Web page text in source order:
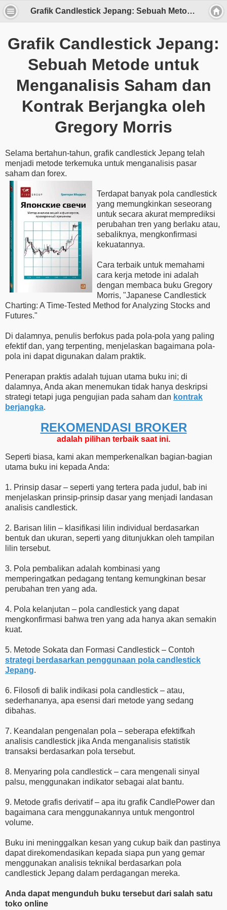
Grafik Candlestick Jepang: Sebuah Metode untuk Menganalisis Saham dan Kontrak Berjangka oleh Gregory Morris
Grafik Candlestick Jepang:
Sebuah Metode untuk
Menganalisis Saham dan
Kontrak Berjangka oleh
Gregory Morris
Selama bertahun-tahun, grafik candlestick Jepang telah
menjadi metode terkemuka untuk menganalisis pasar
saham dan forex.
Terdapat banyak pola candlestick
yang memungkinkan seseorang
untuk secara akurat memprediksi
perubahan tren yang berlaku atau,
sebaliknya, mengkonfirmasi
kekuatannya.
Cara terbaik untuk memahami
cara kerja metode ini adalah
dengan membaca buku Gregory
Morris, "Japanese Candlestick
Charting: A Time-Tested Method for Analyzing Stocks and
Futures."
Di dalamnya, penulis berfokus pada pola-pola yang paling
efektif dan, yang terpenting, menjelaskan bagaimana pola-
pola ini dapat digunakan dalam praktik.
Penerapan praktis adalah tujuan utama buku ini; di
dalamnya, Anda akan menemukan tidak hanya deskripsi
strategi tetapi juga pengujian pada saham dan kontrak
berjangka.
REKOMENDASI ​​BROKER
adalah pilihan terbaik saat ini.
Seperti biasa, kami akan memperkenalkan bagian-bagian
utama buku ini kepada Anda:
1. Prinsip dasar – seperti yang tertera pada judul, bab ini
menjelaskan prinsip-prinsip dasar yang menjadi landasan
analisis candlestick.
2. Barisan lilin – klasifikasi lilin individual berdasarkan
bentuk dan ukuran, seperti yang ditunjukkan oleh tampilan
lilin tersebut.
3. Pola pembalikan adalah kombinasi yang
memperingatkan pedagang tentang kemungkinan besar
perubahan tren yang ada.
4. Pola kelanjutan – pola candlestick yang dapat
mengkonfirmasi bahwa tren yang ada hanya akan semakin
kuat.
5. Metode Sokata dan Formasi Candlestick – Contoh
strategi berdasarkan penggunaan pola candlestick
Jepang.
6. Filosofi di balik indikasi pola candlestick – atau,
sederhananya, apa esensi dari metode yang sedang
dibahas.
7. Keandalan pengenalan pola – seberapa efektifkah
analisis candlestick jika Anda menganalisis statistik
transaksi berdasarkan pola tersebut.
8. Menyaring pola candlestick – cara mengenali sinyal
palsu, menggunakan indikator sebagai alat bantu.
9. Metode grafis derivatif – apa itu grafik CandlePower dan
bagaimana cara menggunakannya untuk mengontrol
volume.
Buku ini meninggalkan kesan yang cukup baik dan pastinya
dapat direkomendasikan kepada siapa pun yang gemar
menggunakan analisis teknikal berdasarkan pola
candlestick Jepang dalam perdagangan mereka.
Anda dapat mengunduh buku tersebut dari salah satu
toko online